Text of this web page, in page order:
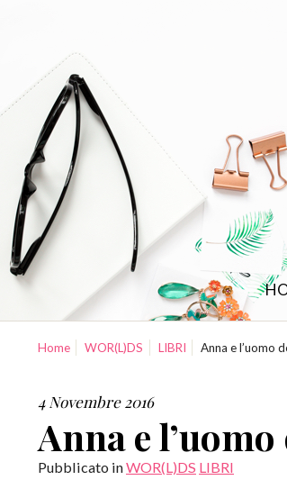
Home WOR(L)DS LIBRI Anna e l’uomo
4 Novembre 2016
Anna e
Pubblicato inWOR(L)DS LIBRI